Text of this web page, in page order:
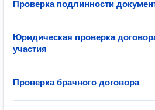
Проверка подлинности
Юридическая проверка
участия
Проверка брачного договора